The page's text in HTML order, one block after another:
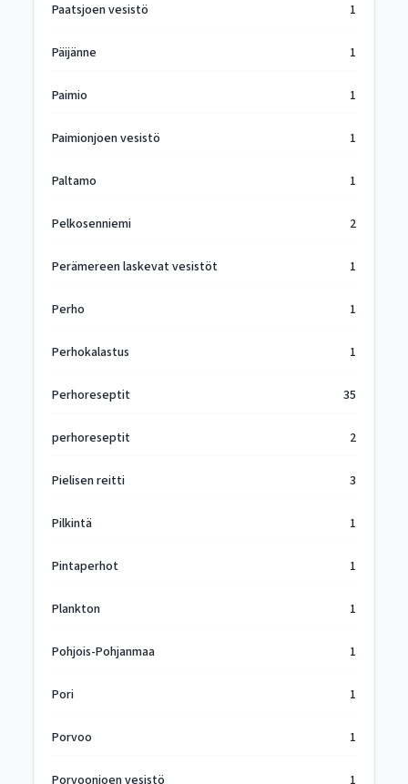
Paatsjoen vesistö 1
Päijänne 1
Paimio 1
Paimionjoen vesistö 1
Paltamo 1
Pelkosenniemi 2
Perämereen laskevat vesistöt 1
Perho 1
Perhokalastus 1
Perhoreseptit 35
perhoreseptit 2
Pielisen reitti 3
Pilkintä 1
Pintaperhot 1
Plankton 1
Pohjois-Pohjanmaa 1
Pori 1
Porvoo 1
Porvoonjoen vesistö 1